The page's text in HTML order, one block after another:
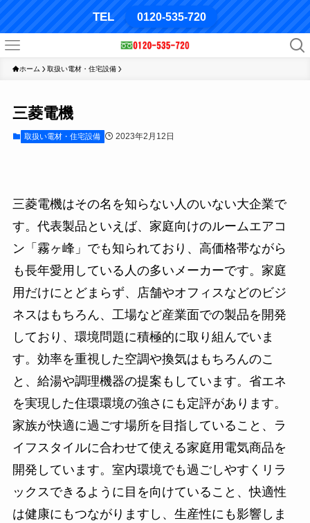
TEL 0120-535-720
ホーム 取扱い電材・住宅設備
三菱電機
取扱い電材・住宅設備 2023年2月12日
三菱電機はその名を知らない人のいない大企業で
す。代表製品といえば、家庭向けのルームエアコ
ン「霧ヶ峰」でも知られており、高価格帯ながら
も長年愛用している人の多いメーカーです。家庭
用だけにとどまらず、店舗やオフィスなどのビジ
ネスはもちろん、工場など産業面での製品を開発
しており、環境問題に積極的に取り組んでいま
す。効率を重視した空調や換気はもちろんのこ
と、給湯や調理機器の提案もしています。省エネ
を実現した住環環境の強さにも定評があります。
家族が快適に過ごす場所を目指していること、ラ
イフスタイルに合わせて使える家庭用電気商品を
開発しています。室内環境でも過ごしやすくリラ
ックスできるように目を向けていること、快適性
は健康にもつながりますし、生産性にも影響しま